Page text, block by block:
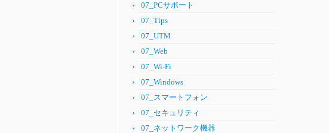
07_PCサポート
07_Tips
07_UTM
07_Web
07_Wi-Fi
07_Windows
07_スマートフォン
07_セキュリティ
07_ネットワーク機器